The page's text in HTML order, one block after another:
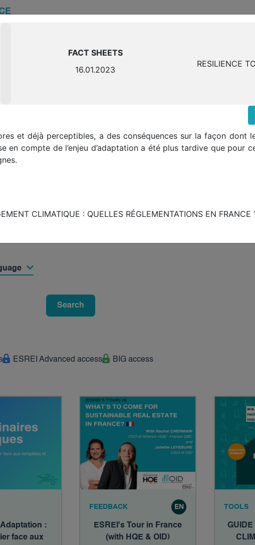
CENTER
and tools to support all real estate stakeholders on
Search
ESREI Advanced access BIG access
:
face aux
FEEDBACK EN
ESREI's Tour in France
(with HQE & OID)
TOOLS
GUIDE
FACT SHEETS
16.01.2023
RESILIENCE
et déjà perceptibles, a des conséquences sur la façon dont
compte de l’enjeu d’adaptation a été plus tardive que pour
CLIMATIQUE : QUELLES RÉGLEMENTATIONS EN FRANCE